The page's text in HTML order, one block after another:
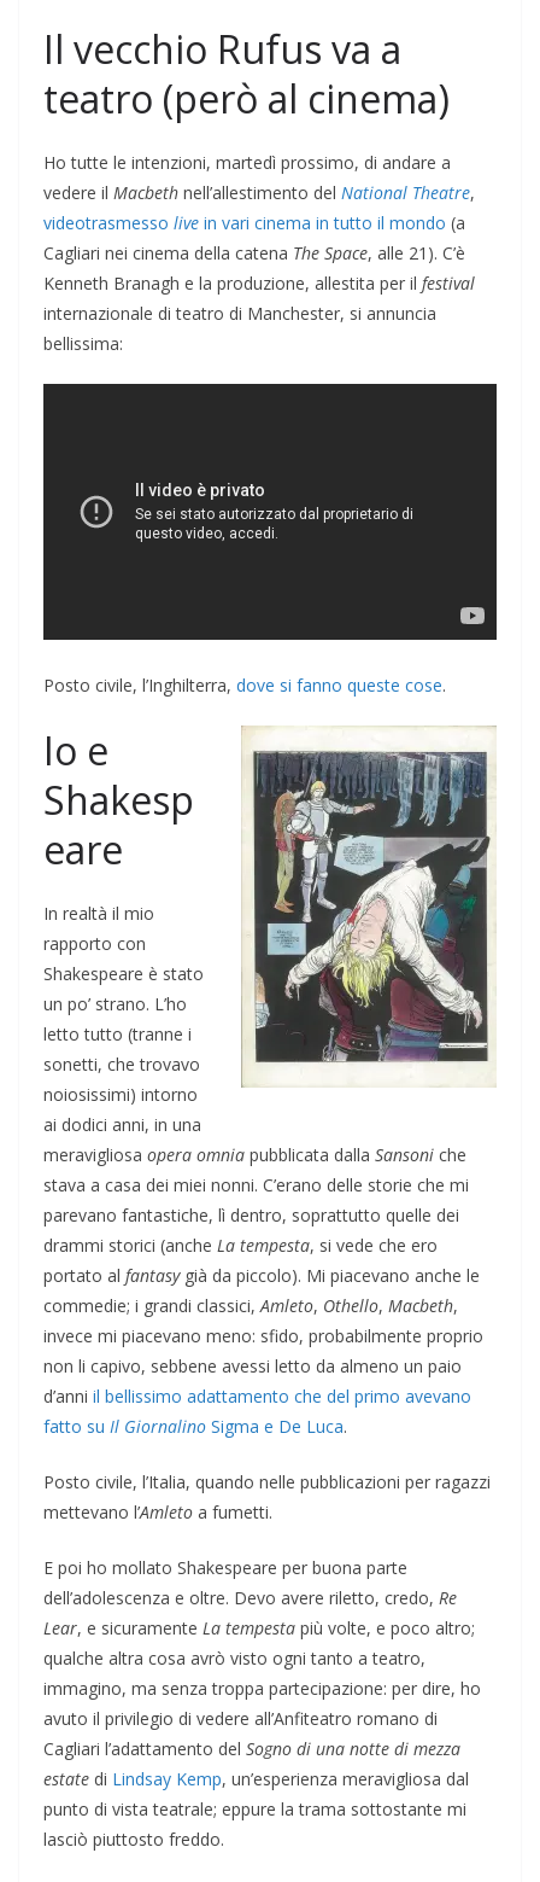
Il vecchio Rufus va a
teatro (però al cinema)
Ho tutte le intenzioni, martedì prossimo, di andare a
vedere il Macbeth nell’allestimento del National Theatre,
videotrasmesso live in vari cinema in tutto il mondo (a
Cagliari nei cinema della catena The Space, alle 21). C’è
Kenneth Branagh e la produzione, allestita per il festival
internazionale di teatro di Manchester, si annuncia
bellissima:
Posto civile, l’Inghilterra, dove si fanno queste cose.
Io e
Shakesp
eare
In realtà il mio
rapporto con
Shakespeare è stato
un po’ strano. L’ho
letto tutto (tranne i
sonetti, che trovavo
noiosissimi) intorno
ai dodici anni, in una
meravigliosa opera omnia pubblicata dalla Sansoni che
stava a casa dei miei nonni. C’erano delle storie che mi
parevano fantastiche, lì dentro, soprattutto quelle dei
drammi storici (anche La tempesta, si vede che ero
portato al fantasygià da piccolo). Mi piacevano anche le
commedie; i grandi classici,Amleto, Othello, Macbeth,
invece mi piacevano meno: sfido, probabilmente proprio
non li capivo, sebbene avessi letto da almeno un paio
d’anni il bellissimo adattamento che del primo avevano
fatto su Il Giornalino Sigma e De Luca.
Posto civile, l’Italia, quando nelle pubblicazioni per ragazzi
mettevano l’Amleto a fumetti.
E poi ho mollato Shakespeare per buona parte
dell’adolescenza e oltre. Devo avere riletto, credo, Re
Lear, e sicuramente La tempesta più volte, e poco altro;
qualche altra cosa avrò visto ogni tanto a teatro,
immagino, ma senza troppa partecipazione: per dire, ho
avuto il privilegio di vedere all’Anfiteatro romano di
Cagliari l’adattamento del Sogno di una notte di mezza
estate di Lindsay Kemp, un’esperienza meravigliosa dal
punto di vista teatrale; eppure la trama sottostante mi
lasciò piuttosto freddo.